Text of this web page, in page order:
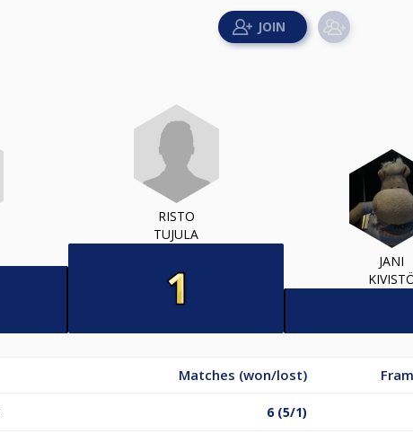
RISTO
TUJULA
JANI
Matches (won/lost)
6 (5/1)